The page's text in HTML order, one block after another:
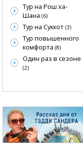
Тур на Рош ха-
Шана (6)
Тур на Суккот (3)
Тур повышенного
комфорта (8)
Один раз в сезоне
(2)